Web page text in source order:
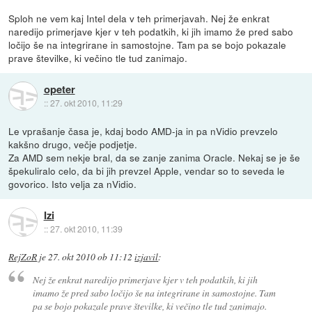
Sploh ne vem kaj Intel dela v teh primerjavah. Nej že enkrat
naredijo primerjave kjer v teh podatkih, ki jih imamo že pred sabo
ločijo še na integrirane in samostojne. Tam pa se bojo pokazale
prave številke, ki večino tle tud zanimajo.
opeter
::27. okt 2010, 11:29
Le vprašanje časa je, kdaj bodo AMD-ja in pa nVidio prevzelo
kakšno drugo, večje podjetje.
Za AMD sem nekje bral, da se zanje zanima Oracle. Nekaj se je še
špekuliralo celo, da bi jih prevzel Apple, vendar so to seveda le
govorico. Isto velja za nVidio.
Izi
::27. okt 2010, 11:39
RejZoR je 27. okt 2010 ob 11:12 izjavil:
Nej že enkrat naredijo primerjave kjer v teh podatkih, ki jih
imamo že pred sabo ločijo še na integrirane in samostojne. Tam
pa se bojo pokazale prave številke, ki večino tle tud zanimajo.